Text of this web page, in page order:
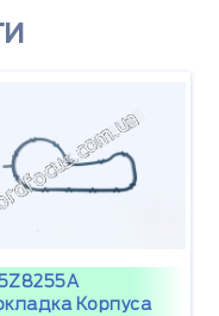
Корпуса